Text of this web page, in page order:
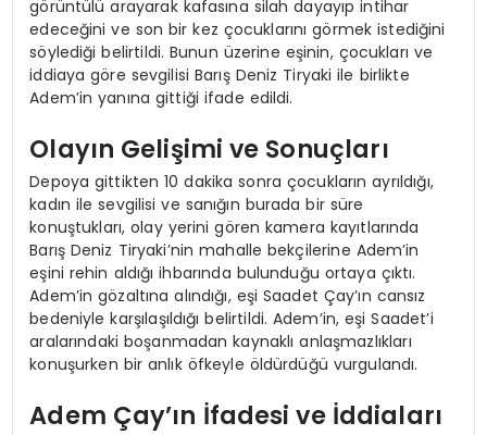
görüntülü arayarak kafasına silah dayayıp intihar
edeceğini ve son bir kez çocuklarını görmek istediğini
söylediği belirtildi. Bunun üzerine eşinin, çocukları ve
iddiaya göre sevgilisi Barış Deniz Tiryaki ile birlikte
Adem’in yanına gittiği ifade edildi.
Olayın Gelişimi ve Sonuçları
Depoya gittikten 10 dakika sonra çocukların ayrıldığı,
kadın ile sevgilisi ve sanığın burada bir süre
konuştukları, olay yerini gören kamera kayıtlarında
Barış Deniz Tiryaki’nin mahalle bekçilerine Adem’in
eşini rehin aldığı ihbarında bulunduğu ortaya çıktı.
Adem’in gözaltına alındığı, eşi Saadet Çay’ın cansız
bedeniyle karşılaşıldığı belirtildi. Adem’in, eşi Saadet’i
aralarındaki boşanmadan kaynaklı anlaşmazlıkları
konuşurken bir anlık öfkeyle öldürdüğü vurgulandı.
Adem Çay’ın İfadesi ve İddiaları